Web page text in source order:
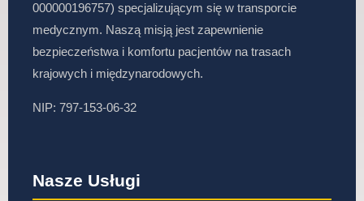
000000196757) specjalizującym się w transporcie
medycznym. Naszą misją jest zapewnienie
bezpieczeństwa i komfortu pacjentów na trasach
krajowych i międzynarodowych.
NIP: 797-153-06-32
Nasze Usługi